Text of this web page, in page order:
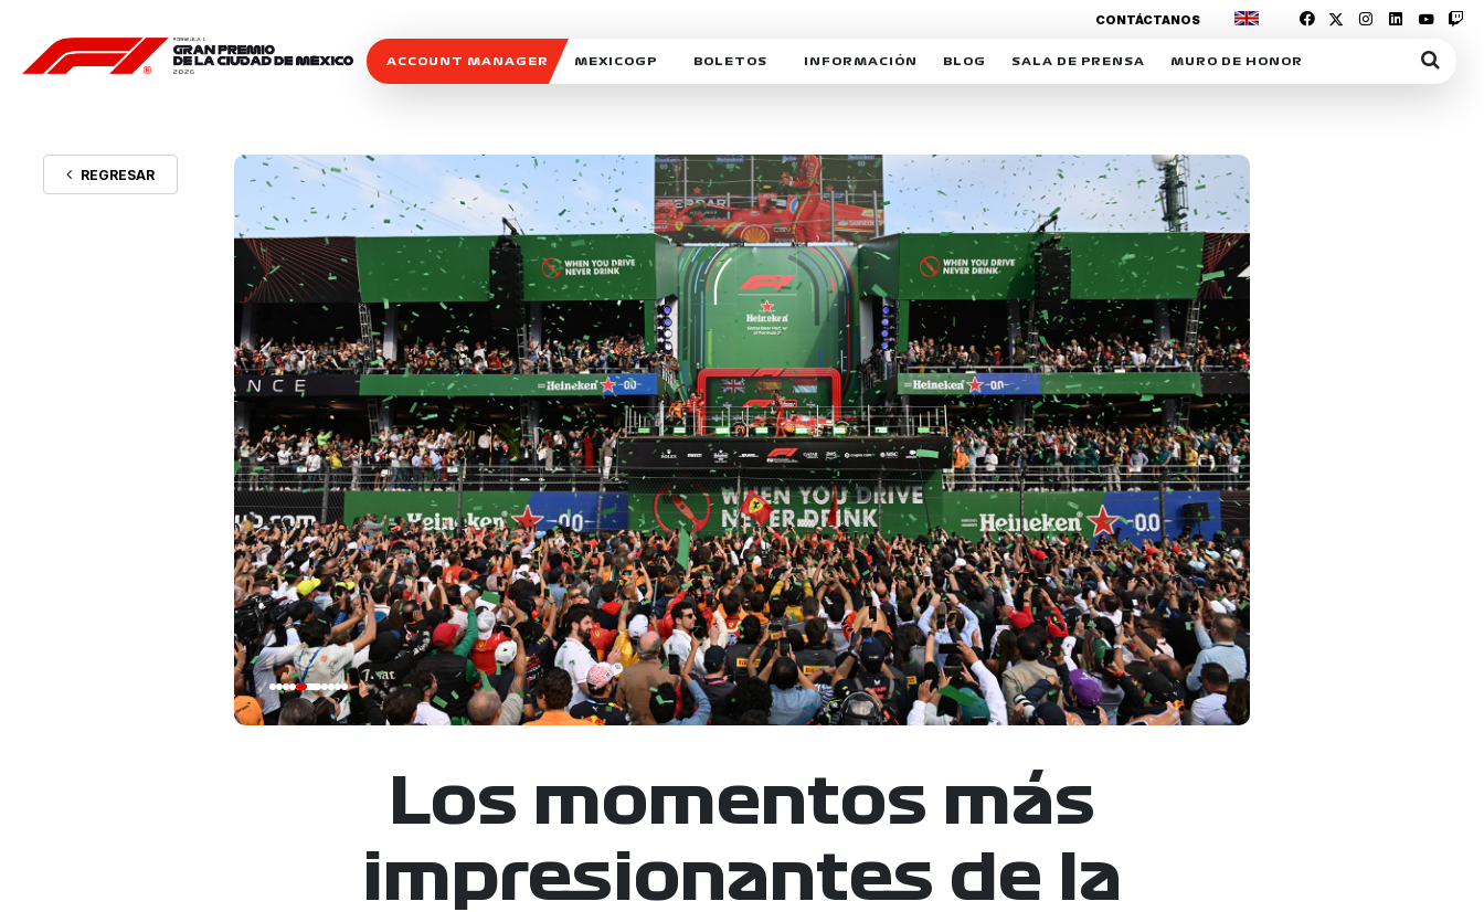
ACCOUNT MANAGER MEXICOGP
SOSTENIBILIDAD
CELEBRA CON NOSOTROS
BOLETOS INFORMACIÓN
DERECHO DE PRIMERA OPCIÓN
REFORESTEMOS JUNTOS
MOTORSPORT ACADEMY
VOLUNTARIOS
EXPOSICIÓN FOTOGRÁFICA
CAMPEONATO
PATROCINADORES
LEGALES TICKETMASTER
BLOG
MEXICOGP
INTERACTIVOS
SALA DE PRENSA
ACREDITACIONES
MURO DE HONOR
CONTÁCTANOS
REGRESAR
Los momentos más
impresionantes de la